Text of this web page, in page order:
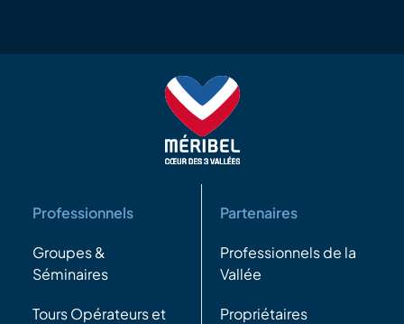
Professionnels
Groupes &
Séminaires
Tours Opérateurs et
Partenaires
Professionnels de la
Vallée
Propriétaires